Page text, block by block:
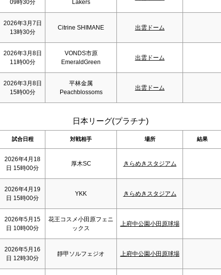
09時30分
Lakers
2026年3月7日
13時30分
Citrine SHIMANE 出雲ドーム
2026年3月8日
11時00分
VONDS市原
EmeraldGreen
出雲ドーム
2026年3月8日
15時00分
平林金属
Peachblossoms
出雲ドーム
日本リーグ(プラチナ)
試合日程 対戦相手 場所 結果
2026年4月18
日 15時00分
厚木SC きらめきスタジアム
2026年4月19
日 15時00分
YKK きらめきスタジアム
2026年5月15
日 10時00分
花王コスメ小田原フェニ
ックス
上府中公園小田原球場
2026年5月16
日 12時30分
靜甲ソルフェジオ 上府中公園小田原球場